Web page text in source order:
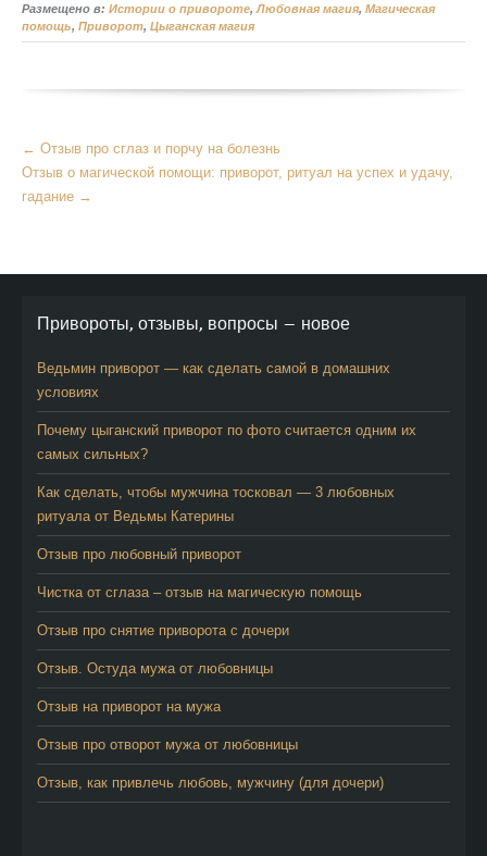
Размещено в: Истории о привороте,Любовная магия, Магическая
помощь, Приворот, Цыганская магия
Больше
статей
← Отзыв про сглаз и порчу на болезнь
Отзыв о магической помощи: приворот, ритуал на успех и удачу,
гадание →
Привороты, отзывы, вопросы — новое
Ведьмин приворот — как сделать самой в домашних
условиях
Почему цыганский приворот по фото считается одним их
самых сильных?
Как сделать, чтобы мужчина тосковал — 3 любовных
ритуала от Ведьмы Катерины
Отзыв про любовный приворот
Чистка от сглаза – отзыв на магическую помощь
Отзыв про снятие приворота с дочери
Отзыв. Остуда мужа от любовницы
Отзыв на приворот на мужа
Отзыв про отворот мужа от любовницы
Отзыв, как привлечь любовь, мужчину (для дочери)